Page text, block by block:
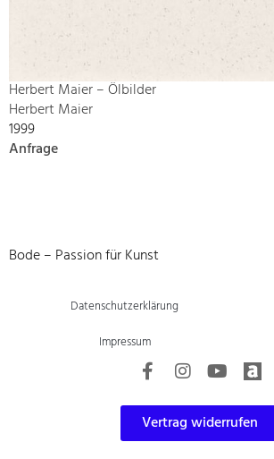
Herbert Maier – Ölbilder
Herbert Maier
1999
Anfrage
Bode – Passion für Kunst
Datenschutzerklärung
Impressum
Vertrag widerrufen